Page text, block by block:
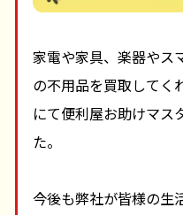
家電や家具、楽器やス
の不用品を買取してく
にて便利屋お助けマス
た。
今後も弊社が皆様の生